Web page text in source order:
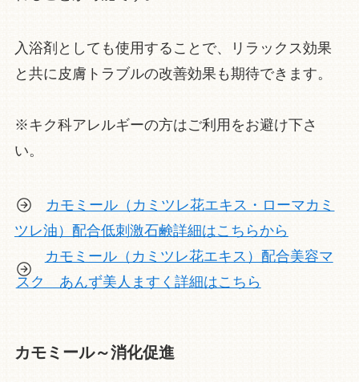
入浴剤としても使用することで、リラックス効果
と共に皮膚トラブルの改善効果も期待できます。
※キク科アレルギーの方はご利用をお避け下さ
い。
カモミール（カミツレ花エキス・ローマカミ
ツレ油）配合低刺激石鹸詳細はこちらから
カモミール（カミツレ花エキス）配合美容マ
スク あんず美人ますく詳細はこちら
カモミール～消化促進